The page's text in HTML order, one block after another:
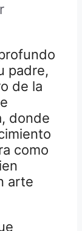
padre,
de la
donde
como
arte